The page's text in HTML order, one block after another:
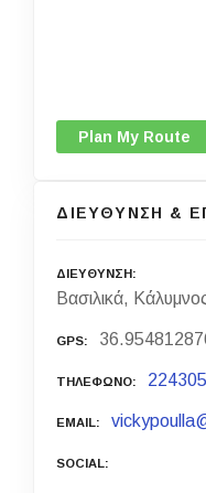
Plan My Route
ΔΙΕΥΘΥΝΣΗ &
ΔΙΕΥΘΥΝΣΗ
Βασιλικά,
GPS
ΤΗΛΕΦΩΝΟ
EMAIL
SOCIAL